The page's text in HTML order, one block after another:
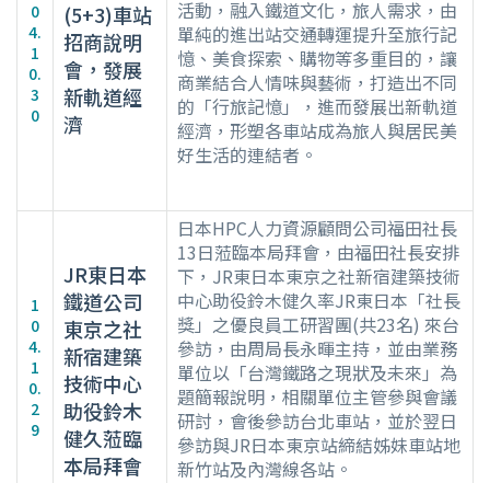
0
4.
1
0.
3
0
(5+3)車站
招商說明
會，發展
新軌道經
濟
活動，融入鐵道文化，旅人需求，由
單純的進出站交通轉運提升至旅行記
憶、美食探索、購物等多重目的，讓
商業結合人情味與藝術，打造出不同
的「行旅記憶」，進而發展出新軌道
經濟，形塑各車站成為旅人與居民美
好生活的連結者。
1
0
4.
1
0.
2
9
JR東日本
鐵道公司
東京之社
新宿建築
技術中心
助役鈴木
健久蒞臨
本局拜會
日本HPC人力資源顧問公司福田社長
13日蒞臨本局拜會，由福田社長安排
下，JR東日本東京之社新宿建築技術
中心助役鈴木健久率JR東日本「社長
獎」之優良員工研習團(共23名) 來台
參訪，由周局長永暉主持，並由業務
單位以「台灣鐵路之現狀及未來」為
題簡報說明，相關單位主管參與會議
研討，會後參訪台北車站，並於翌日
參訪與JR日本東京站締結姊妹車站地
新竹站及內灣線各站。